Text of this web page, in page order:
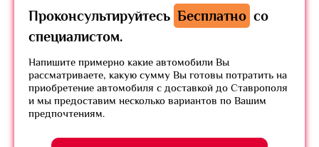
Проконсультируйтесь Бесплатно со
специалистом.
Напишите примерно какие автомобили Вы
рассматриваете, какую сумму Вы готовы потратить на
приобретение автомобиля с доставкой до Ставрополя
и мы предоставим несколько вариантов по Вашим
предпочтениям.